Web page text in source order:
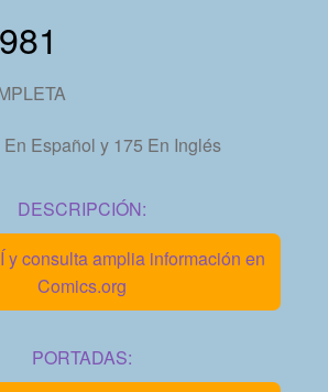
Español y 175 En Inglés
DESCRIPCIÓN:
y consulta amplia información en
Comics.org
PORTADAS: